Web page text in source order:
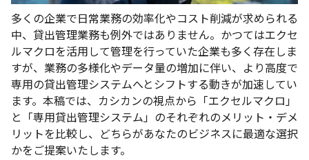
多くの企業で日常業務の効率化やコスト削減が求められる
中、貸出管理業務も例外ではありません。かつてはエクセ
ルマクロを活用して管理を行っていた企業も多く存在しま
すが、業務の多様化やデータ量の増加に伴い、より高度で
専用の貸出管理システムへとシフトする動きが加速してい
ます。本稿では、カシカンの視点から「エクセルマクロ」
と「専用貸出管理システム」のそれぞれのメリット・デメ
リットを比較し、どちらがあなたのビジネスに最適な選択
かをご提案いたします。